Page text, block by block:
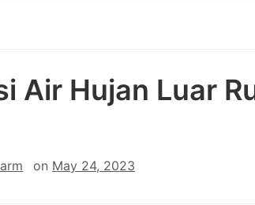
Air Hujan Luar
on May 24, 2023